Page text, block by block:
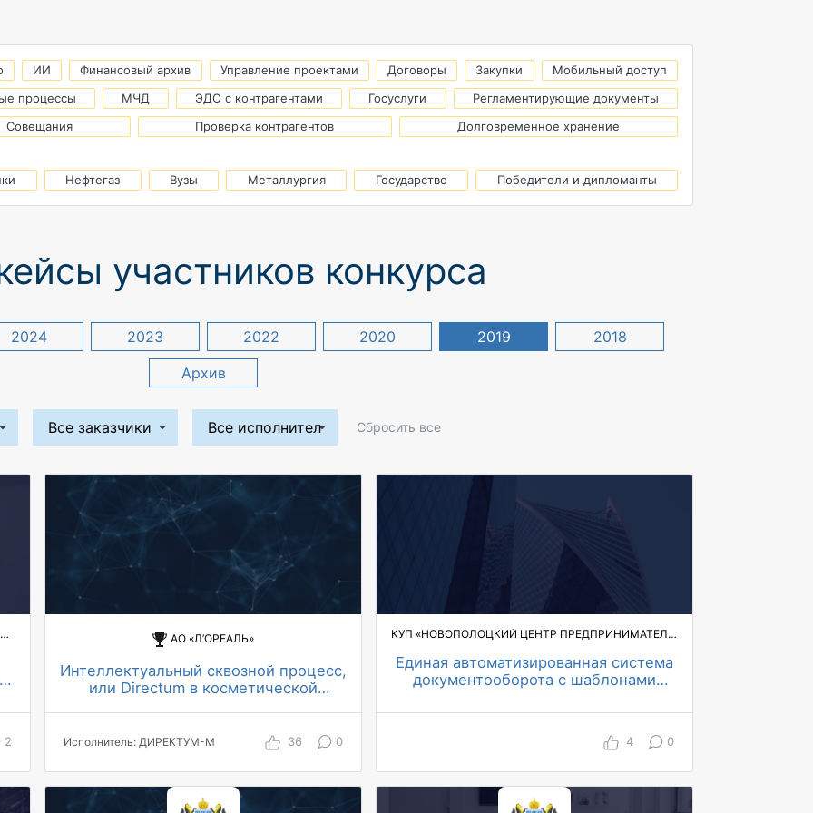
ИИ Финансовый архив Управление проектами Договоры Закупки
Мобильный доступ
процессы МЧД ЭДО с контрагентами Госуслуги
Регламентирующие документы
Совещания Проверка контрагентов Долговременное хранение
Нефтегаз Вузы Металлургия Государство Победители и дипломанты
участников конкурса
2024 2023 2022 2020 2019
2018
Архив
Сбросить все
ФГБОУ ВО "Югорский государственный университет"
2
АО «Л’ОРЕАЛЬ»
Интеллектуальный сквозной процесс,
или Directum в косметической
проходит интеллектуальную
300 пользователей
Исполнитель: ДИРЕКТУМ-М 36 0
КУП «НОВОПОЛОЦКИЙ ЦЕНТР ПРЕДПРИНИМАТЕЛЬСТВА И НЕДВИЖИМОСТИ»
Единая автоматизированная система
документооборота с шаблонами
4 0